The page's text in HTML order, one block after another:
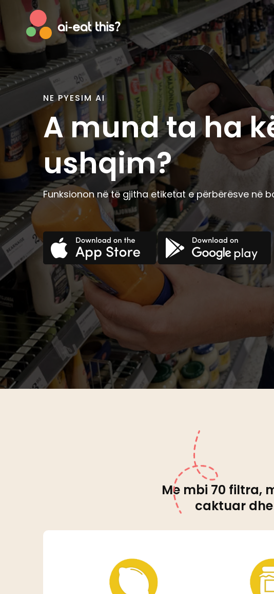
Afrikaans
Albanian
Basque
Bosnian
Breton
Catalan
Cornish
Corsican
Croatian
Czech
Dutch
English
Esperanto
Estonian
Faroese
Galician
German
Haitian Creole
Hindi
Hungarian
NE PYESIM AI
A mund ta ha
ushqim?
Funksionon në të gjitha etiketat e përbërësve në
Me mbi 70 filtra,
caktuar